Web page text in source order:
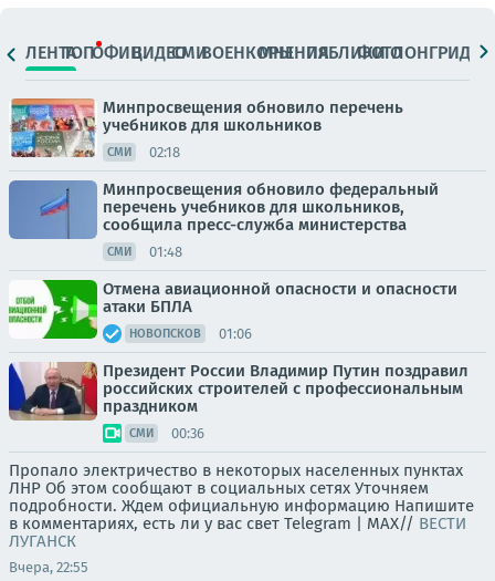
ЛЕНТАТОПОФИЦ.ВИДЕОСМИВОЕНКОРЫМНЕНИЯПАБЛИКИ
ФОТОЛОНГРИДЫ
Минпросвещения обновило перечень
учебников для школьников
СМИ 02:18
Минпросвещения обновило федеральный
перечень учебников для школьников,
сообщила пресс-служба министерства
СМИ 01:48
Отмена авиационной опасности и опасности
атаки БПЛА
НОВОПСКОВ 01:06
Президент России Владимир Путин поздравил
российских строителей с профессиональным
праздником
СМИ 00:36
Пропало электричество в некоторых населенных пунктах
ЛНР Об этом сообщают в социальных сетях Уточняем
подробности. Ждем официальную информацию Напишите
в комментариях, есть ли у вас свет Telegram | MAX// ВЕСТИ
ЛУГАНСК
Вчера, 22:55